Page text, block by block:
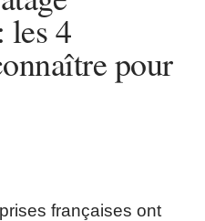
4
pour
françaises ont